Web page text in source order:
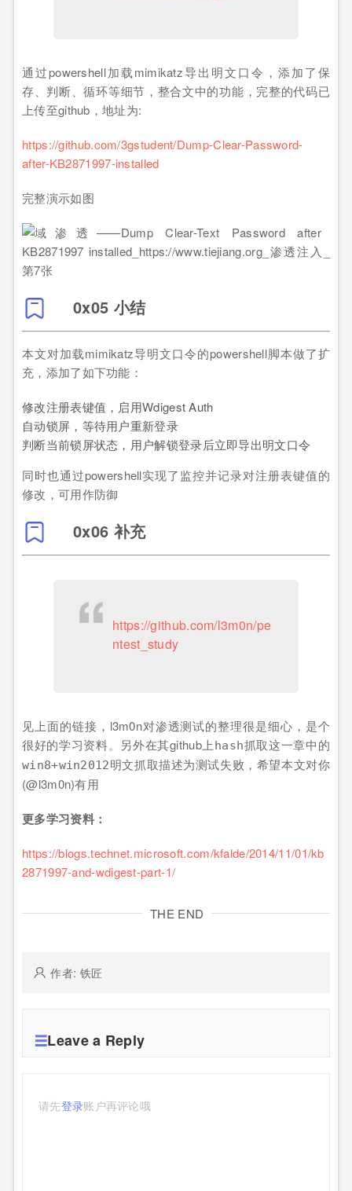
通过powershell加载mimikatz导出明文口令，添加了保
存、判断、循环等细节，整合文中的功能，完整的代码已
上传至github，地址为:
https://github.com/3gstudent/Dump-Clear-Password-
after-KB2871997-installed
完整演示如图
0x05 小结
本文对加载mimikatz导明文口令的powershell脚本做了扩
充，添加了如下功能：
修改注册表键值，启用Wdigest Auth
自动锁屏，等待用户重新登录
判断当前锁屏状态，用户解锁登录后立即导出明文口令
同时也通过powershell实现了监控并记录对注册表键值的
修改，可用作防御
0x06 补充
https://github.com/l3m0n/pe
ntest_study
见上面的链接，l3m0n对渗透测试的整理很是细心，是个
很好的学习资料。另外在其github上 hash抓取这一章中的
win8+win2012明文抓取描述为测试失败，希望本文对你
(@l3m0n)有用
更多学习资料：
https://blogs.technet.microsoft.com/kfalde/2014/11/01/kb
2871997-and-wdigest-part-1/
THE END
作者: 铁匠
Leave a Reply
请先登录账户再评论哦